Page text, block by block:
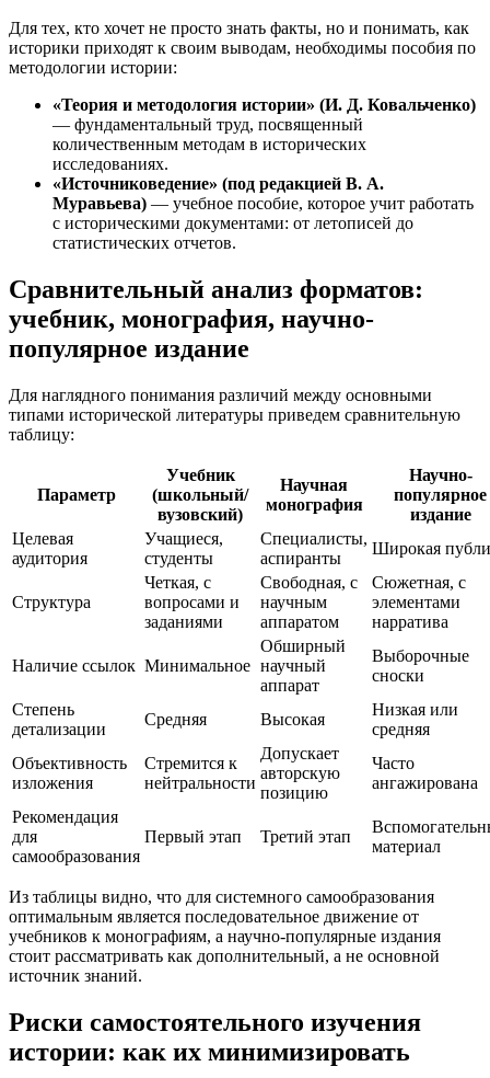
Для тех, кто хочет не просто знать факты, но и понимать, как
историки приходят к своим выводам, необходимы пособия по
методологии истории:
«Теория и методология истории» (И. Д. Ковальченко)
— фундаментальный труд, посвященный
количественным методам в исторических
исследованиях.
«Источниковедение» (под редакцией В. А.
Муравьева) — учебное пособие, которое учит работать
с историческими документами: от летописей до
статистических отчетов.
Сравнительный анализ форматов:
учебник, монография, научно-
популярное издание
Для наглядного понимания различий между основными
типами исторической литературы приведем сравнительную
таблицу:
Параметр
Учебник
(школьный/
вузовский)
Научная
монография
Научно-
популярное
издание
Целевая
аудитория
Учащиеся,
студенты
Специалисты,
аспиранты
Широкая
Структура
Четкая, с
вопросами и
заданиями
Свободная, с
научным
аппаратом
Сюжетная, с
элементами
нарратива
Наличие ссылок Минимальное
Обширный
научный
аппарат
Выборочные
сноски
Степень
детализации
Средняя Высокая
Низкая или
средняя
Объективность
изложения
Стремится к
нейтральности
Допускает
авторскую
позицию
Часто
ангажирована
Рекомендация
для
самообразования
Первый этап Третий этап
материал
Из таблицы видно, что для системного самообразования
оптимальным является последовательное движение от
учебников к монографиям, а научно-популярные издания
стоит рассматривать как дополнительный, а не основной
источник знаний.
Риски самостоятельного изучения
истории: как их минимизировать